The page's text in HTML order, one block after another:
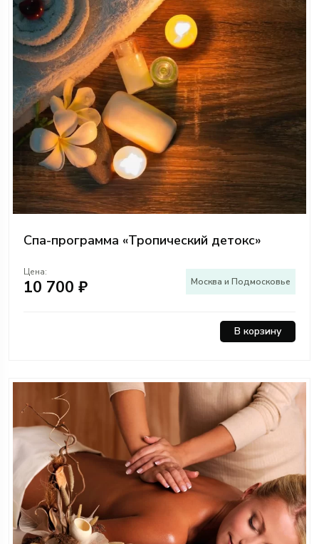
Спа-программа «Тропический детокс»
Цена:
10 700 ₽ Москва и Подмосковье
В корзину